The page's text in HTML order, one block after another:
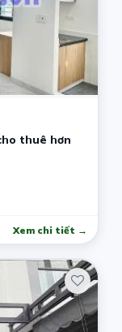
thuê hơn
Xem chi tiết →